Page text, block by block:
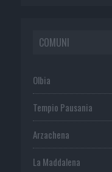
COMUNI
Olbia
Tempio Pausania
Arzachena
La Maddalena